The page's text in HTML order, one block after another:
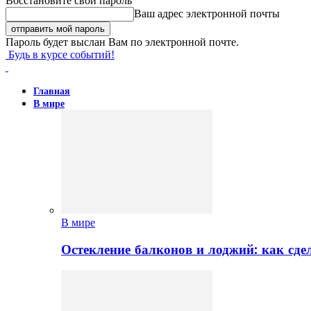
Ваш адрес электронной почты
Пароль будет выслан Вам по электронной почте.
Будь в курсе событий!
Главная
В мире
В мире
Остекление балконов и лоджий: как